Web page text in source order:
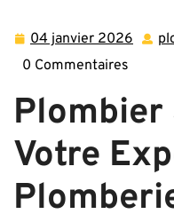
04 janvier 2026 04
0 Commentaires
Plombier
Votre